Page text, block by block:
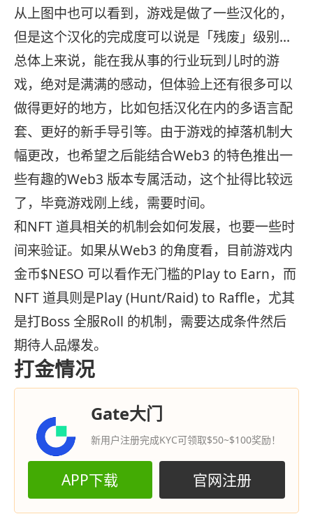
从上图中也可以看到，游戏是做了一些汉化的，
但是这个汉化的完成度可以说是「残废」级别…
总体上来说，能在我从事的行业玩到儿时的游
戏，绝对是满满的感动，但体验上还有很多可以
做得更好的地方，比如包括汉化在内的多语言配
套、更好的新手导引等。由于游戏的掉落机制大
幅更改，也希望之后能结合Web3 的特色推出一
些有趣的Web3 版本专属活动，这个扯得比较远
了，毕竟游戏刚上线，需要时间。
和NFT 道具相关的机制会如何发展，也要一些时
间来验证。如果从Web3 的角度看，目前游戏内
金币$NESO 可以看作无门槛的Play to Earn，而
NFT 道具则是Play (Hunt/Raid) to Raffle，尤其
是打Boss 全服Roll 的机制，需要达成条件然后
期待人品爆发。
打金情况
Gate大门
新用户注册完成KYC可领取$50~$100奖励！
APP下载 官网注册